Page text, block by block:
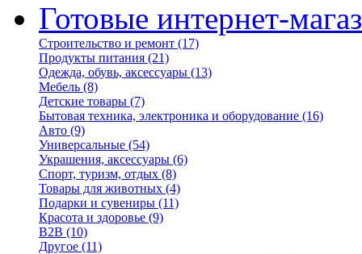
Готовые интернет-
Строительство и ремонт (17)
Продукты питания (21)
Одежда, обувь, аксессуары (13)
Мебель (8)
Детские товары (7)
Бытовая техника, электроника и оборудование (16)
Авто (9)
Универсальные (54)
Украшения, аксессуары (6)
Спорт, туризм, отдых (8)
Товары для животных (4)
Подарки и сувениры (11)
Красота и здоровье (9)
B2B (10)
Другое (11)